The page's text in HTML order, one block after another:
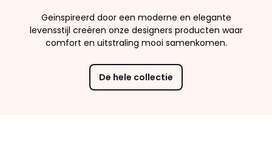
Geïnspireerd door een moderne en elegante
levensstijl creëren onze designers producten waar
comfort en uitstraling mooi samenkomen.
De hele collectie